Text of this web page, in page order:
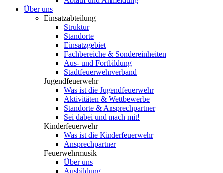
Über uns
Einsatzabteilung
Struktur
Standorte
Einsatzgebiet
Fachbereiche & Sondereinheiten
Aus- und Fortbildung
Stadtfeuerwehrverband
Jugendfeuerwehr
Was ist die Jugendfeuerwehr
Aktivitäten & Wettbewerbe
Standorte & Ansprechpartner
Sei dabei und mach mit!
Kinderfeuerwehr
Was ist die Kinderfeuerwehr
Ansprechpartner
Feuerwehrmusik
Über uns
Ausbildung